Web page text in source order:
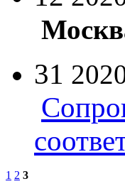
31
1 2 3